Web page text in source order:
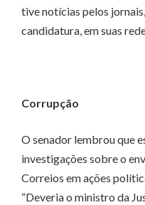
tive notícias pelos
candidatura, em suas
Corrupção
O senador lembrou que
investigações sobre o
Correios em ações
“Deveria o ministro da